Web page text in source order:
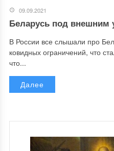
09.09.2021
Беларусь под внешним
В России все слышали про
ковидных ограничений, что
что...
Далее